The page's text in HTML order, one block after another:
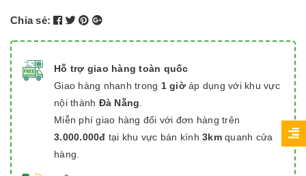
Chia sẻ:
Hỗ trợ giao hàng toàn quốc
Giao hàng nhanh trong 1 giờáp dụng với khu vực
nội thành Đà Nẵng
Miễn phí giao hàng đối với đơn hàng trên
3.000.000đ tại khu vực bán kính 3kmquanh cửa
hàng.